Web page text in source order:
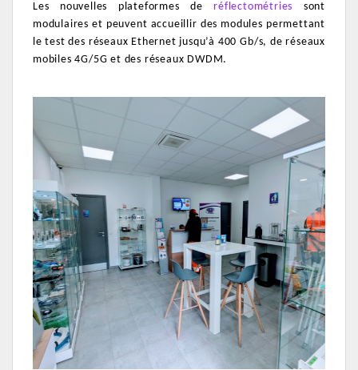
Les nouvelles plateformes deréflectométries
sont
modulaires et peuvent accueillir des modules permettant
le test des réseaux Ethernet jusqu’à 400 Gb/s, de réseaux
mobiles 4G/5G et des réseaux DWDM.